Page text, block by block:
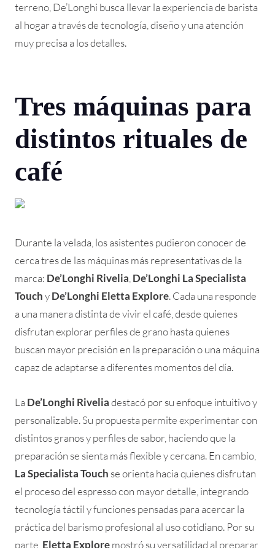
terreno, De’Longhi busca llevar la experiencia de barista
al hogar a través de tecnología, diseño y una atención
muy precisa a los detalles.
Tres máquinas para
distintos rituales de
café
Durante la velada, los asistentes pudieron conocer de
cerca tres de las máquinas más representativas de la
marca: De’Longhi Rivelia,De’Longhi La Specialista
TouchyDe’Longhi Eletta Explore. Cada una responde
a una manera distinta de vivir el café, desde quienes
disfrutan explorar perfiles de grano hasta quienes
buscan mayor precisión en la preparación o una máquina
capaz de adaptarse a diferentes momentos del día.
La De’Longhi Riveliadestacó por su enfoque intuitivo y
personalizable. Su propuesta permite experimentar con
distintos granos y perfiles de sabor, haciendo que la
preparación se sienta más flexible y cercana. En cambio,
La Specialista Touch se orienta hacia quienes disfrutan
el proceso del espresso con mayor detalle, integrando
tecnología táctil y funciones pensadas para acercar la
práctica del barismo profesional al uso cotidiano. Por su
parte, Eletta Exploremostró su versatilidad al preparar